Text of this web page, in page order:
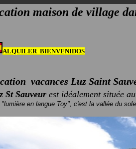
maison de village
ALQUILER BIENVENIDOS
vacances Luz Saint
Sauveur est idéalement située
en langue Toy", c'est la vallée du